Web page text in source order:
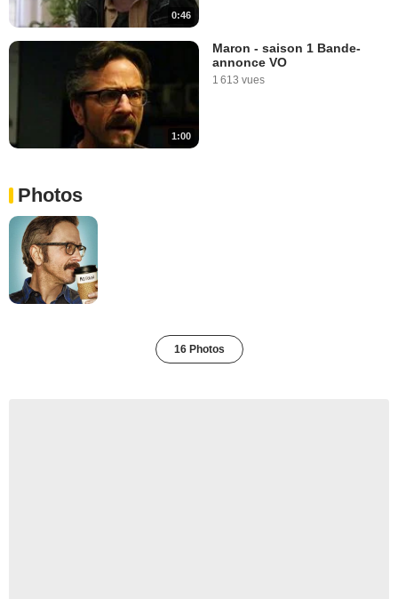
0:46
1:00
Maron - saison 1 Bande-
annonce VO
1 613 vues
Photos
16 Photos